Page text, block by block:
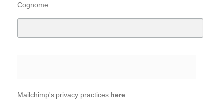
Cognome
Mailchimp's privacy practices here.